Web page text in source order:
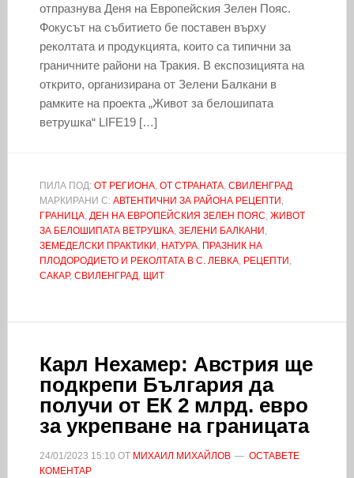
отпразнува Деня на Европейския Зелен Пояс.
Фокусът на събитието бе поставен върху
реколтата и продукцията, които са типични за
граничните райони на Тракия. В експозицията на
открито, организирана от Зелени Балкани в
рамките на проекта „Живот за белошипата
ветрушка“ LIFE19 […]
ПИЛА ПОД: ОТ РЕГИОНА, ОТ СТРАНАТА, СВИЛЕНГРАД
МАРКИРАНИ С: АВТЕНТИЧНИ ЗА РАЙОНА РЕЦЕПТИ ,
ГРАНИЦА, ДЕН НА ЕВРОПЕЙСКИЯ ЗЕЛЕН ПОЯС, ЖИВОТ
ЗА БЕЛОШИПАТА ВЕТРУШКА, ЗЕЛЕНИ БАЛКАНИ ,
ЗЕМЕДЕЛСКИ ПРАКТИКИ , НАТУРА, ПРАЗНИК НА
ПЛОДОРОДИЕТО И РЕКОЛТАТА В С. ЛЕВКА, РЕЦЕПТИ ,
САКАР, СВИЛЕНГРАД, ЩИТ
Карл Нехамер: Австрия ще
подкрепи България да
получи от ЕК 2 млрд. евро
за укрепване на границата
24/01/2023 15:10 ОТ МИХАИЛ МИХАЙЛОВ
ОСТАВЕТЕ
КОМЕНТАР